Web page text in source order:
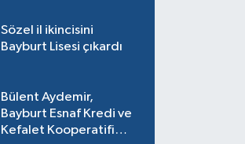
Sözel il ikincisini
Bayburt Lisesi çıkardı
Bülent Aydemir,
Bayburt Esnaf Kredi ve
Kefalet Kooperatifi